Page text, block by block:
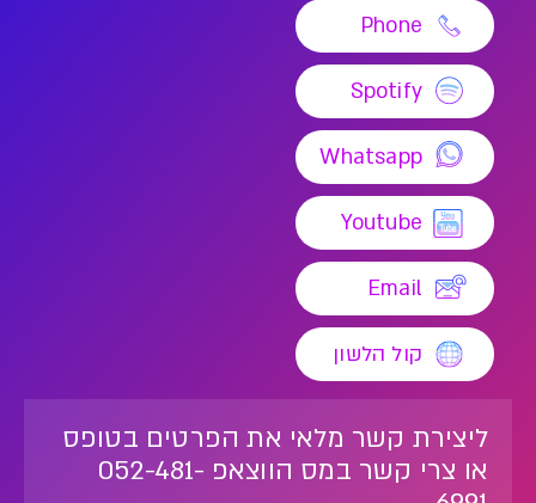
Phone
Spotify
Whatsapp
Youtube
Email
קול הלשון
ליצירת קשר מלאי את הפרטים בטופס
או צרי קשר במס הווצאפ 052-481-